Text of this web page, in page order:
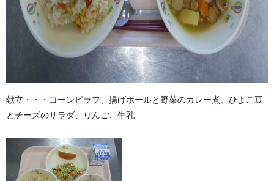
献立・・・コーンピラフ、揚げボールと野菜のカレー煮、ひよこ豆
とチーズのサラダ、りんご、牛乳